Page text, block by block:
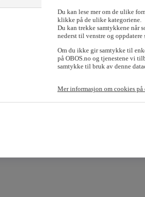
Du kan lese mer om de ulike
klikke på de ulike kategoriene.
Du kan trekke samtykkene når
nederst til venstre og oppdatere
Om du ikke gir samtykke til
på OBOS.no og tjenestene vi
samtykke til bruk av denne
Mer informasjon om cookies på